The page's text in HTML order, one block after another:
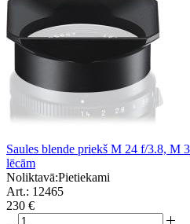
Saules blende priekš M 24 f/3.8, M
lēcām
Noliktavā:Pietiekami
Art.: 12465
230 €